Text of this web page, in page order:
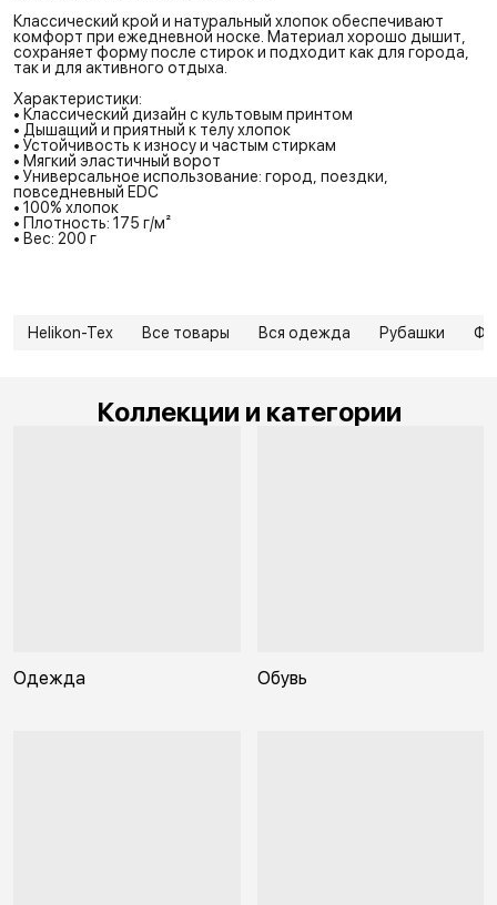
Классический крой и натуральный хлопок обеспечивают
комфорт при ежедневной носке. Материал хорошо дышит,
сохраняет форму после стирок и подходит как для города,
так и для активного отдыха.
Характеристики:
• Классический дизайн с культовым принтом
• Дышащий и приятный к телу хлопок
• Устойчивость к износу и частым стиркам
• Мягкий эластичный ворот
• Универсальное использование: город, поездки,
повседневный EDC
• 100% хлопок
• Плотность: 175 г/м²
• Вес: 200 г
Helikon-Tex Все товары Вся одежда Рубашки
Коллекции и категории
Одежда Обувь